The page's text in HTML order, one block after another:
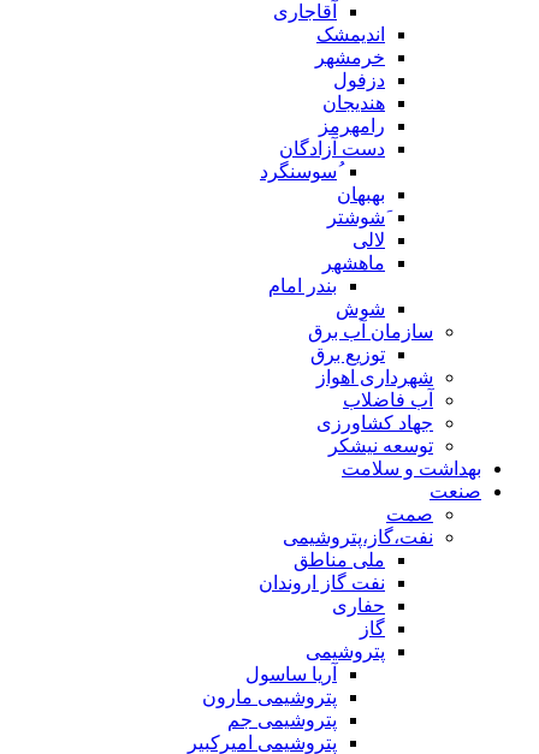
آقاجاری
اندیمشک
خرمشهر
دزفول
هندیجان
رامهرمز
دست آزادگان
ُسوسنگرد
بهبهان
َشوشتر
لالی
ماهشهر
بندر امام
شوش
سازمان آب برق
توزیع برق
شهرداری اهواز
آب فاضلاب
جهاد کشاورزی
توسعه نیشکر
بهداشت و سلامت
صنعت
صمت
نفت،گاز،پتروشیمی
ملی مناطق
نفت گاز اروندان
حفاری
گاز
پتروشیمی
آریا ساسول
پتروشیمی مارون
پتروشیمی جم
پتروشیمی امیرکبیر